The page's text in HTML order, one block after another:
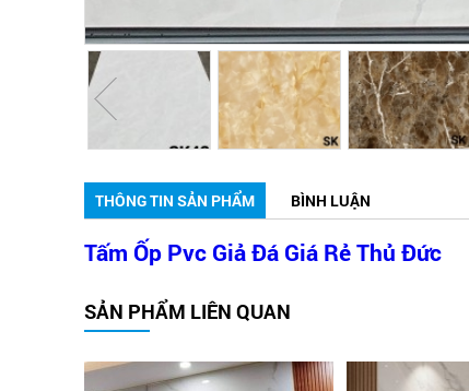
THÔNG TIN SẢN PHẨM BÌNH LUẬN
Tấm Ốp Pvc Giả Đá Giá Rẻ Thủ Đức
SẢN PHẨM LIÊN QUAN